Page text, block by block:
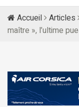
Accueil Articles
maître », l’ultime